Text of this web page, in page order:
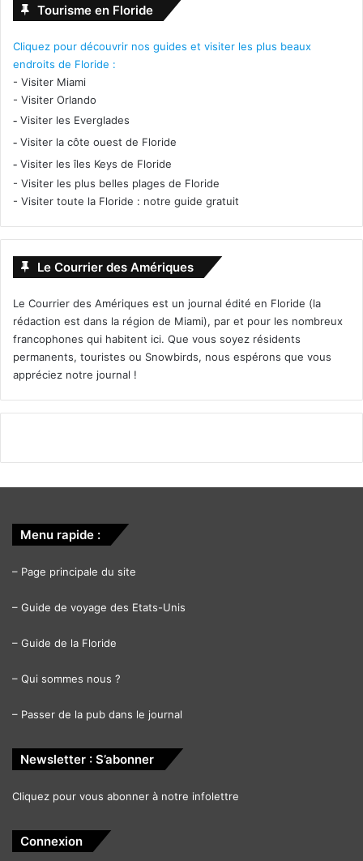
Tourisme en Floride
Cliquez pour découvrir nos guides et visiter les plus beaux
endroits de Floride :
- Visiter Miami
- Visiter Orlando
- Visiter les Everglades
- Visiter la côte ouest de Floride
- Visiter les îles Keys de Floride
- Visiter les plus belles plages de Floride
- Visiter toute la Floride : notre guide gratuit
Le Courrier des Amériques
Le Courrier des Amériques est un journal édité en Floride (la
rédaction est dans la région de Miami), par et pour les nombreux
francophones qui habitent ici. Que vous soyez résidents
permanents, touristes ou Snowbirds, nous espérons que vous
appréciez notre journal !
Menu rapide :
– Page principale du site
– Guide de voyage des Etats-Unis
– Guide de la Floride
– Qui sommes nous ?
– Passer de la pub dans le journal
Newsletter : S’abonner
Cliquez pour vous abonner à notre infolettre
Connexion